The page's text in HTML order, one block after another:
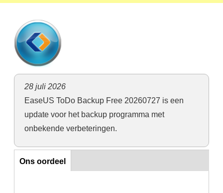
28 juli 2026
EaseUS ToDo Backup Free 20260727 is een
update voor het backup programma met
onbekende verbeteringen.
Ons oordeel
Ons oordeel